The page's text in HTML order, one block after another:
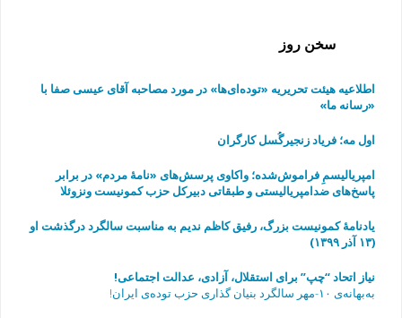
سخن روز
اطلاعیه هیئت تحریریه «توده‌ای‌ها» در مورد مصاحبه آقای عیسی صفا با
«رسانه ما»
اول مه؛ فریاد زنجیرگُسل کارگران
امپریالیسمِ فراموش‌شده؛ واکاوی پرسش‌های «نامهٔ مردم» در برابر
پاسخ‌های ضدامپریالیستی و طبقاتی دبیرکل حزب کمونیست ونزوئلا
یادنامۀ کمونیست بزرگ، رفیق کاظم ندیم به مناسبت سالگرد درگذشت او
(۱۳ آذر ۱۳۹۹)
نیاز اتحاد “چپ” برای استقلال، آزادی، عدالت اجتماعی!
به‌بهانه‌ی ۱۰-مهر سالگرد بنیان گذاری حزب توده‌ی ایران!